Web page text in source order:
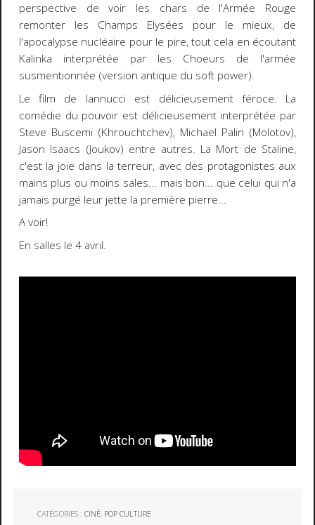
perspective de voir les chars de l'Armée Rouge
remonter les Champs Elysées pour le mieux, de
l'apocalypse nucléaire pour le pire, tout cela en écoutant
Kalinka interprétée par les Choeurs de l'armée
susmentionnée (version antique du soft power).
Le film de Iannucci est délicieusement féroce. La
comédie du pouvoir est délicieusement interprétée par
Steve Buscemi (Khrouchtchev), Michael Palin (Molotov),
Jason Isaacs (Joukov) entre autres. La Mort de Staline,
c'est la joie dans la terreur, avec des protagonistes aux
mains plus ou moins sales... mais bon... que celui qui n'a
jamais purgé leur jette la première pierre...
A voir!
En salles le 4 avril.
CATÉGORIES :CINÉ, POP CULTURE